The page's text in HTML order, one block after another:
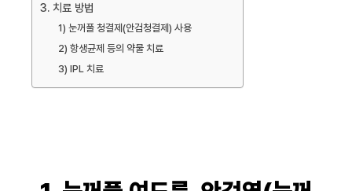
3. 치료 방법
1) 눈꺼풀 청결제(안검청결제) 사용
2) 항생균제 등의 약물 치료
3) IPL 치료